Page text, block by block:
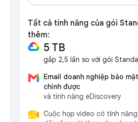
Tất cả tính năng của gói
thêm:
5 TB
gấp 2,5 lần so với gói
Email doanh nghiệp bảo
chỉnh được
và tính năng eDiscovery
Cuộc họp video có tính